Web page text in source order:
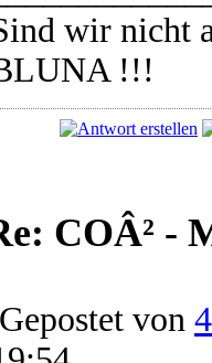
wir nicht
!!!
COÂ² -
Gepostet von